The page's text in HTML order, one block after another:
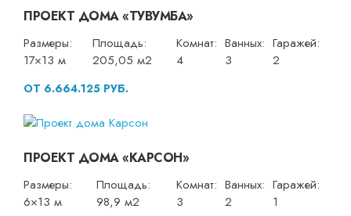
ПРОЕКТ ДОМА «ТУВУМБА»
Размеры:
17×13 м
Площадь:
205,05 м2
Комнат:
4
Ванных:
3
Гаражей:
2
ОТ 6.664.125 РУБ.
ПРОЕКТ ДОМА «КАРСОН»
Размеры:
6×13 м
Площадь:
98,9 м2
Комнат:
3
Ванных:
2
Гаражей:
1